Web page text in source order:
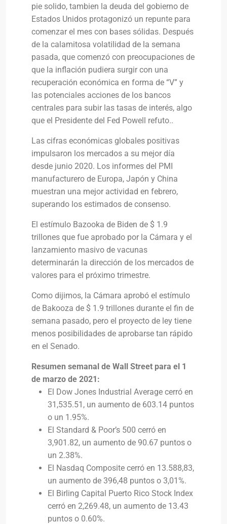
pie solido, tambien la deuda del gobierno de
Estados Unidos protagonizó un repunte para
comenzar el mes con bases sólidas. Después
de la calamitosa volatilidad de la semana
pasada, que comenzó con preocupaciones de
que la inflación pudiera surgir con una
recuperación económica en forma de “V” y
las potenciales acciones de los bancos
centrales para subir las tasas de interés, algo
que el Presidente del Fed Powell refuto..
Las cifras económicas globales positivas
impulsaron los mercados a su mejor día
desde junio 2020. Los informes del PMI
manufacturero de Europa, Japón y China
muestran una mejor actividad en febrero,
superando los estimados de consenso.
El estímulo Bazooka de Biden de $ 1.9
trillones que fue aprobado por la Cámara y el
lanzamiento masivo de vacunas
determinarán la dirección de los mercados de
valores para el próximo trimestre.
Como dijimos, la Cámara aprobó el estímulo
de Bakooza de $ 1.9 trillones durante el fin de
semana pasado, pero el proyecto de ley tiene
menos posibilidades de aprobarse tan rápido
en el Senado.
Resumen semanal de Wall Street para el 1
de marzo de 2021:
El Dow Jones Industrial Average cerró en
31,535.51, un aumento de 603.14 puntos
o un 1.95%.
El Standard & Poor’s 500 cerró en
3,901.82, un aumento de 90.67 puntos o
un 2.38%.
El Nasdaq Composite cerró en 13.588,83,
un aumento de 396,48 puntos o 3,01%.
El Birling Capital Puerto Rico Stock Index
cerró en 2,269.48, un aumento de 13.43
puntos o 0.60%.